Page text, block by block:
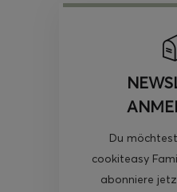
Du
cookiteasy
abonniere